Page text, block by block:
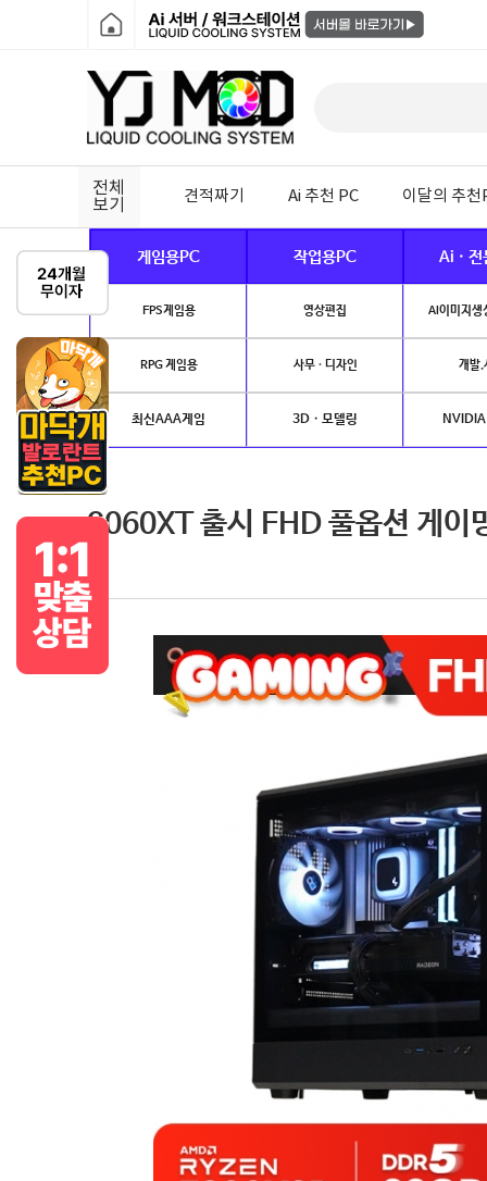
전체
보기
견적짜기 Ai 추천 PC 이달의 추천
게임용PC 작업용PC Ai · 전
FPS게임용 영상편집 AI이미지생
RPG 게임용 사무 · 디자인 개발.
최신AAA게임 3D · 모델링
9060XT 출시 FHD 풀옵션 게